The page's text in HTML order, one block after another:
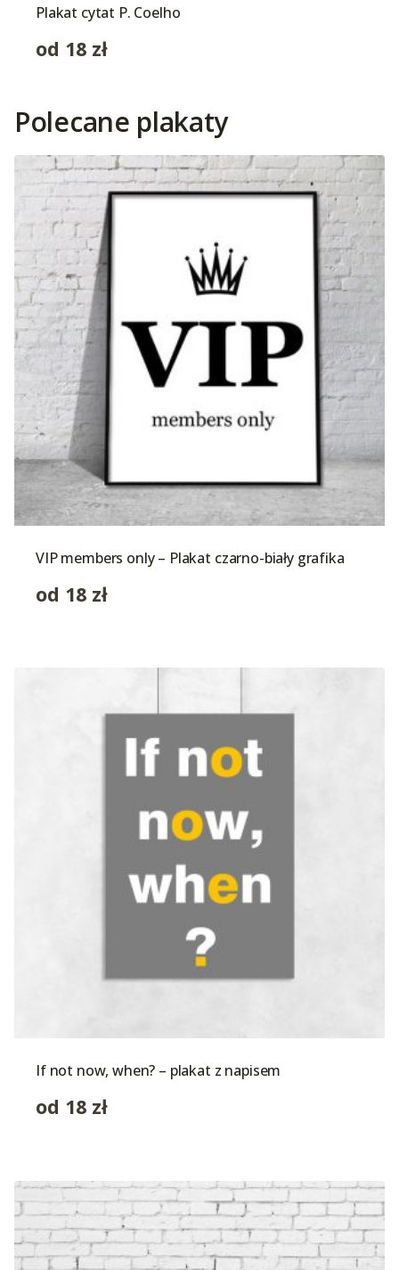
Plakat cytat P. Coelho
od 18 zł
Polecane plakaty
VIP members only – Plakat czarno-biały grafika
od 18 zł
If not now, when? – plakat z napisem
od 18 zł